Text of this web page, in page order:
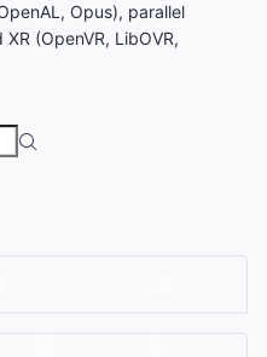
Opus), parallel
(OpenVR, LibOVR,